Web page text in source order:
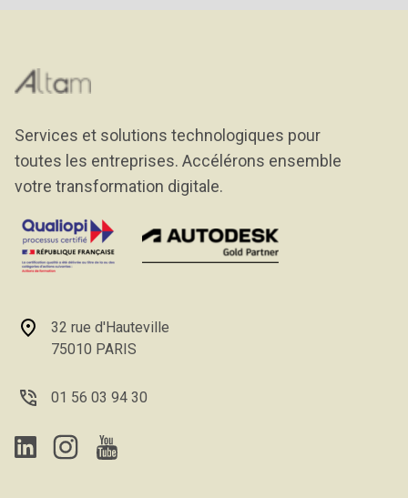
Services et solutions technologiques pour
toutes les entreprises. Accélérons ensemble
votre transformation digitale.
32 rue d'Hauteville
75010 PARIS
01 56 03 94 30